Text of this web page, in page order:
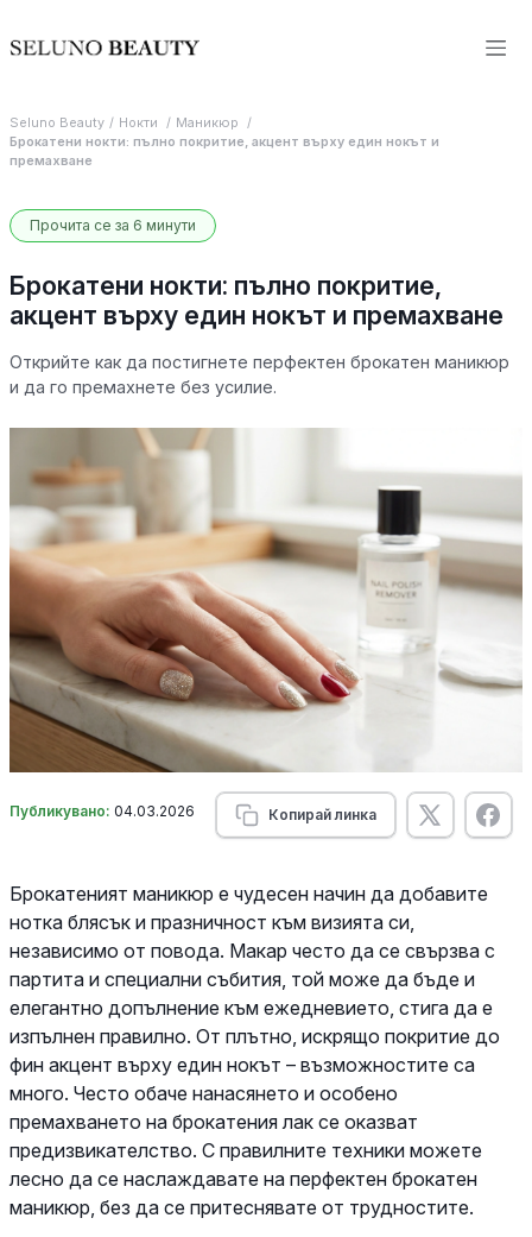
Seluno Beauty Нокти
Маникюр
Брокатени нокти: пълно покритие, акцент върху един нокът и
премахване
Прочита се за 6 минути
Брокатени нокти: пълно покритие,
акцент върху един нокът и премахване
Открийте как да постигнете перфектен брокатен маникюр
и да го премахнете без усилие.
Публикувано: 04.03.2026 Копирай линка
Брокатеният маникюр е чудесен начин да добавите
нотка блясък и празничност към визията си,
независимо от повода. Макар често да се свързва с
партита и специални събития, той може да бъде и
елегантно допълнение към ежедневието, стига да е
изпълнен правилно. От плътно, искрящо покритие до
фин акцент върху един нокът – възможностите са
много. Често обаче нанасянето и особено
премахването на брокатения лак се оказват
предизвикателство. С правилните техники можете
лесно да се наслаждавате на перфектен брокатен
маникюр, без да се притеснявате от трудностите.